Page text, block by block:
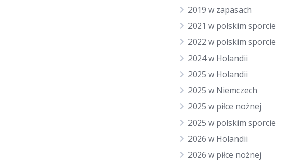
2019 w zapasach
2021 w polskim sporcie
2022 w polskim sporcie
2024 w Holandii
2025 w Holandii
2025 w Niemczech
2025 w piłce nożnej
2025 w polskim sporcie
2026 w Holandii
2026 w piłce nożnej